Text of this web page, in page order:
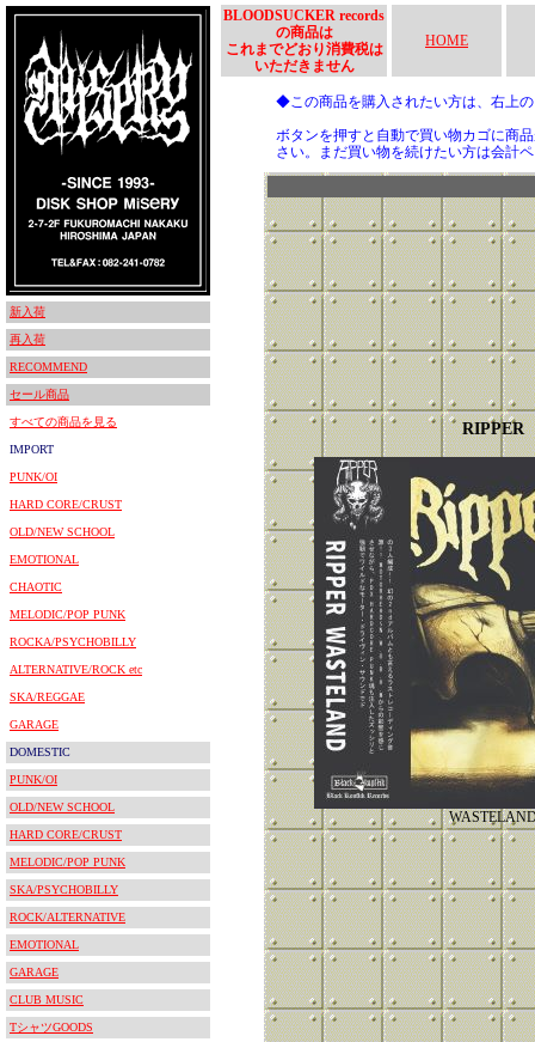
新入荷
再入荷
RECOMMEND
セール商品
すべての商品を見る
IMPORT
PUNK/OI
HARD CORE/CRUST
OLD/NEW SCHOOL
EMOTIONAL
CHAOTIC
MELODIC/POP PUNK
ROCKA/PSYCHOBILLY
ALTERNATIVE/ROCK etc
SKA/REGGAE
GARAGE
DOMESTIC
PUNK/OI
OLD/NEW SCHOOL
HARD CORE/CRUST
MELODIC/POP PUNK
SKA/PSYCHOBILLY
ROCK/ALTERNATIVE
EMOTIONAL
GARAGE
CLUB MUSIC
TシャツGOODS
BLOODSUCKER records
の商品は
これまでどおり消費税は
いただきません
HOME
◆この商品を購入されたい方は、右上
ボタンを押すと自動で買い物カゴに商
さい。まだ買い物を続けたい方は会計
RIPPER